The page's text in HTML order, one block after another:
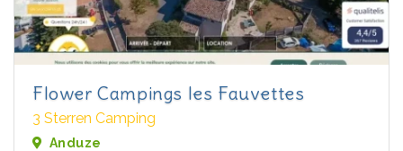
Flower Campings les Fauvettes
3 Sterren Camping
Anduze